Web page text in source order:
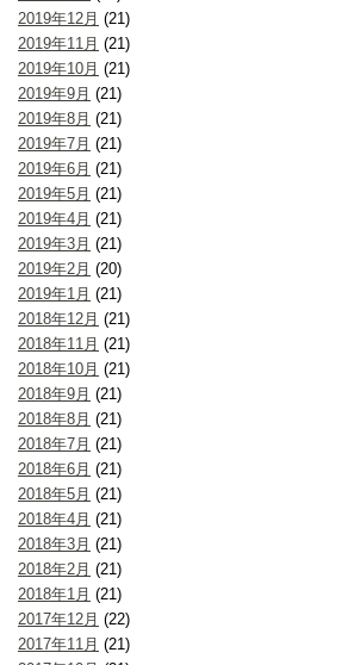
2019年12月 (21)
2019年11月 (21)
2019年10月 (21)
2019年9月 (21)
2019年8月 (21)
2019年7月 (21)
2019年6月 (21)
2019年5月 (21)
2019年4月 (21)
2019年3月 (21)
2019年2月 (20)
2019年1月 (21)
2018年12月 (21)
2018年11月 (21)
2018年10月 (21)
2018年9月 (21)
2018年8月 (21)
2018年7月 (21)
2018年6月 (21)
2018年5月 (21)
2018年4月 (21)
2018年3月 (21)
2018年2月 (21)
2018年1月 (21)
2017年12月 (22)
2017年11月 (21)